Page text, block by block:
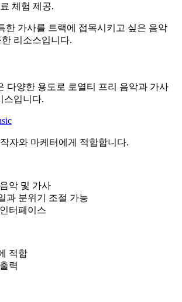
체험 제공.
한 가사를 트랙에 접목시키고 싶은 음악
리소스입니다.
다양한 용도로 로열티 프리 음악과 가사
스입니다.
자와 마케터에게 적합합니다.
악 및 가사
과 분위기 조절 가능
터페이스
적합
력